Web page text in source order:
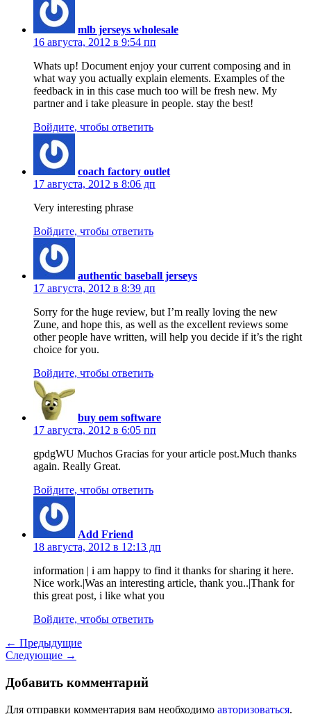
mlb jerseys wholesale
16 августа, 2012 в 9:54 пп
Whats up! Document enjoy your current composing and in
what way you actually explain elements. Examples of the
feedback in in this case much too will be fresh new. My
partner and i take pleasure in people. stay the best!
Войдите, чтобы ответить
coach factory outlet
17 августа, 2012 в 8:06 дп
Very interesting phrase
Войдите, чтобы ответить
authentic baseball jerseys
17 августа, 2012 в 8:39 дп
Sorry for the huge review, but I’m really loving the new
Zune, and hope this, as well as the excellent reviews some
other people have written, will help you decide if it’s the right
choice for you.
Войдите, чтобы ответить
buy oem software
17 августа, 2012 в 6:05 пп
gpdgWU Muchos Gracias for your article post.Much thanks
again. Really Great.
Войдите, чтобы ответить
Add Friend
18 августа, 2012 в 12:13 дп
information | i am happy to find it thanks for sharing it here.
Nice work.|Was an interesting article, thank you..|Thank for
this great post, i like what you
Войдите, чтобы ответить
← Предыдущие
Следующие →
Добавить комментарий
Для отправки комментария вам необходимо авторизоваться.